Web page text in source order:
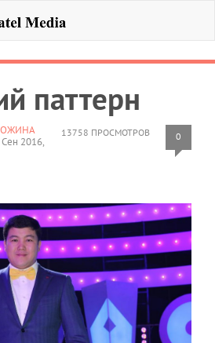
паттерн
13758 ПРОСМОТРОВ 0
Сен 2016,